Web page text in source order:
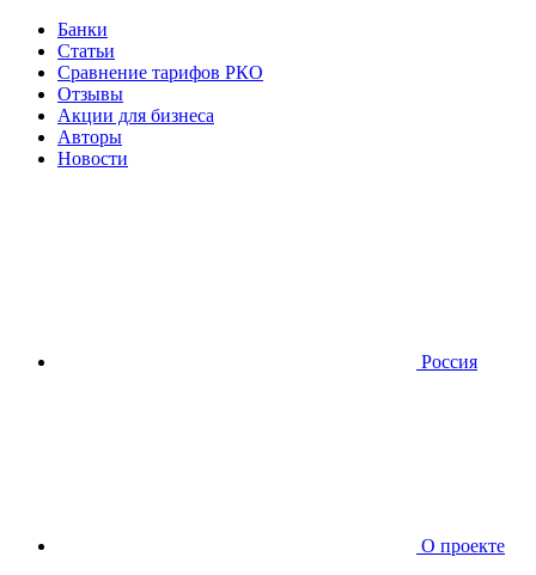
Банки
Статьи
Сравнение тарифов РКО
Отзывы
Акции для бизнеса
Авторы
Новости
Россия
О проекте